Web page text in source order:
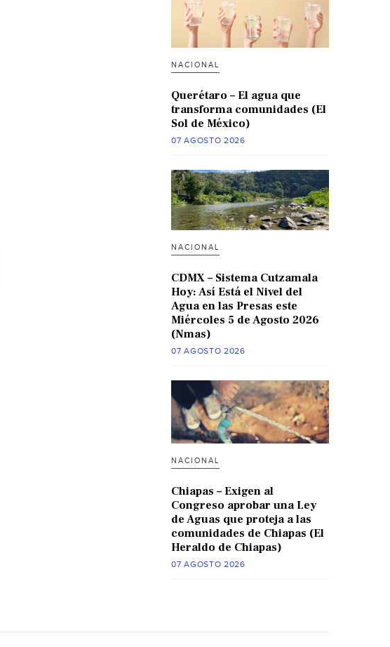
NACIONAL
Querétaro – El agua que
transforma comunidades (El
Sol de México)
07 AGOSTO 2026
NACIONAL
CDMX – Sistema Cutzamala
Hoy: Así Está el Nivel del
Agua en las Presas este
Miércoles 5 de Agosto 2026
(Nmas)
07 AGOSTO 2026
NACIONAL
Chiapas – Exigen al
Congreso aprobar una Ley
de Aguas que proteja a las
comunidades de Chiapas (El
Heraldo de Chiapas)
07 AGOSTO 2026